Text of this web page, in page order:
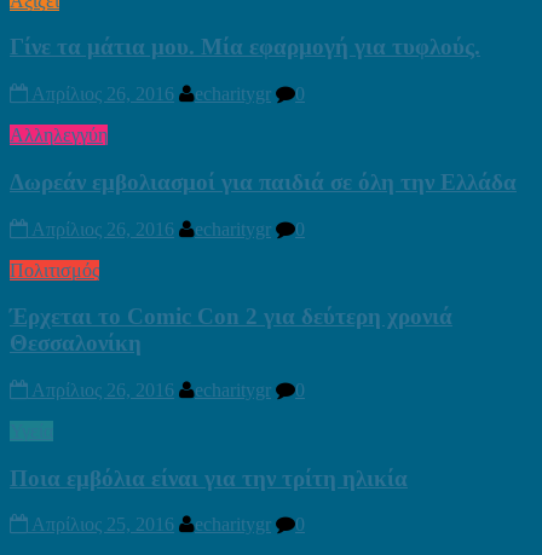
Γίνε τα μάτια μου. Μία εφαρμογή για τυφλούς.
Απρίλιος 26, 2016 echaritygr
0
Αλληλεγγύη
Δωρεάν εμβολιασμοί για παιδιά σε όλη την Ελλάδα
Απρίλιος 26, 2016 echaritygr
0
Πολιτισμός
Έρχεται το Comic Con 2 για δεύτερη χρονιά
Θεσσαλονίκη
Απρίλιος 26, 2016 echaritygr
0
Ποια εμβόλια είναι για την τρίτη ηλικία
Απρίλιος 25, 2016 echaritygr 0